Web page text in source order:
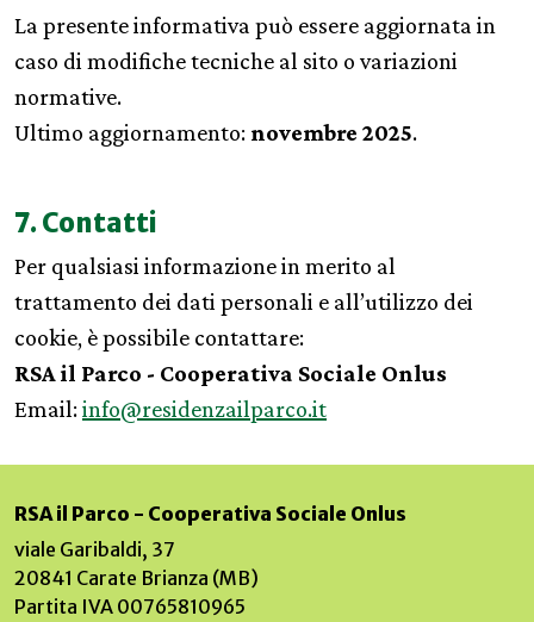
La presente informativa può essere aggiornata in
caso di modifiche tecniche al sito o variazioni
normative.
Ultimo aggiornamento: novembre 2025.
7. Contatti
Per qualsiasi informazione in merito al
trattamento dei dati personali e all’utilizzo dei
cookie, è possibile contattare:
RSA il Parco - Cooperativa Sociale Onlus
Email:info@residenzailparco.it
RSA il Parco - Cooperativa Sociale Onlus
viale Garibaldi, 37
20841 Carate Brianza (MB)
Partita IVA 00765810965